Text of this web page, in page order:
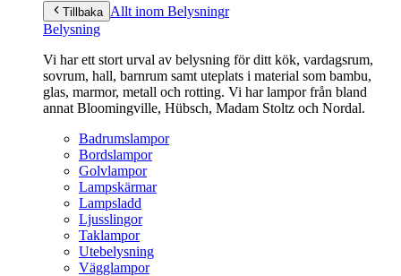
Tillbaka Allt inom Belysningr
Belysning
Vi har ett stort urval av belysning för ditt kök, vardagsrum,
sovrum, hall, barnrum samt uteplats i material som bambu,
glas, marmor, metall och rotting. Vi har lampor från bland
annat Bloomingville, Hübsch, Madam Stoltz och Nordal.
Badrumslampor
Bordslampor
Golvlampor
Lampskärmar
Lampsladd
Ljusslingor
Taklampor
Utebelysning
Vägglampor